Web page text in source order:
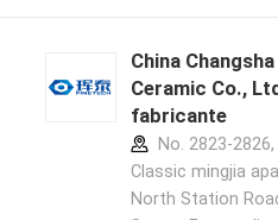
China
Ceramic Co.,
fabricante
No. 2823-
Classic mingjia
North Station